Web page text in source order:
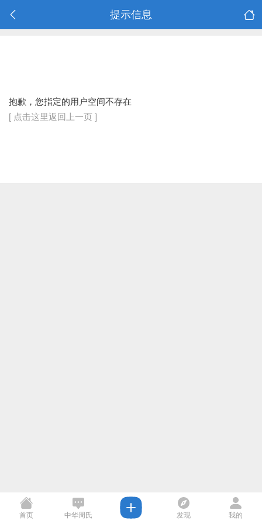
提示信息
抱歉，您指定的用户空间不存在
[ 点击这里返回上一页 ]
首页 中华周氏 发现 我的